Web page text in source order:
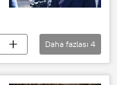
Daha fazlası 4